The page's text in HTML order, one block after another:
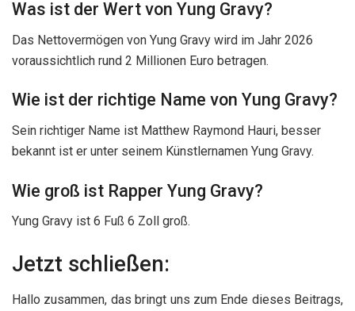
Was ist der Wert von Yung Gravy?
Das Nettovermögen von Yung Gravy wird im Jahr 2026
voraussichtlich rund 2 Millionen Euro betragen.
Wie ist der richtige Name von Yung Gravy?
Sein richtiger Name ist Matthew Raymond Hauri, besser
bekannt ist er unter seinem Künstlernamen Yung Gravy.
Wie groß ist Rapper Yung Gravy?
Yung Gravy ist 6 Fuß 6 Zoll groß.
Jetzt schließen:
Hallo zusammen, das bringt uns zum Ende dieses Beitrags,